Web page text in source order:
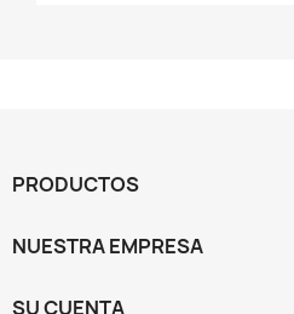
PRODUCTOS
NUESTRA EMPRESA
SU CUENTA